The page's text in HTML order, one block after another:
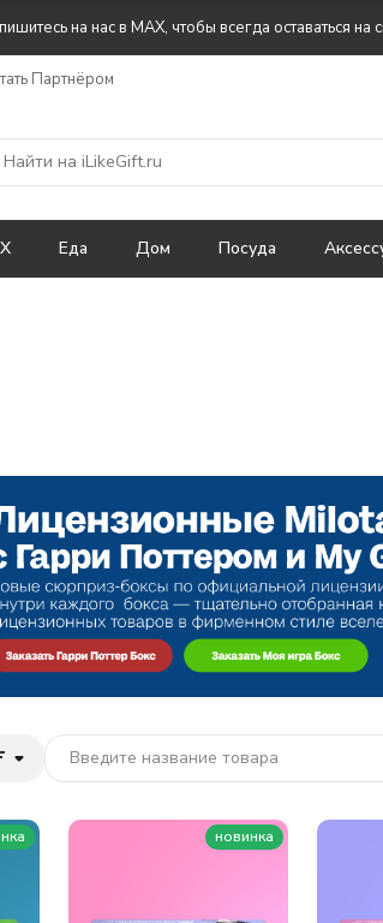
на нас в MAX, чтобы всегда оставаться на
Партнёром
Еда Дом Посуда
новинка